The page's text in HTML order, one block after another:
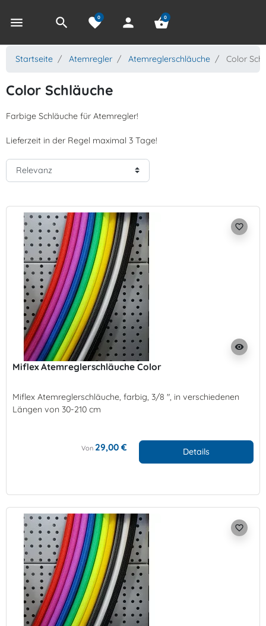
menu search favorite
0 person shopping_basket
0
Startseite Atemregler Atemreglerschläuche Color
Color Schläuche
Farbige Schläuche für Atemregler!
Lieferzeit in der Regel maximal 3 Tage!
visibility
favorite_border
Miflex Atemreglerschläuche Color
Miflex Atemreglerschläuche, farbig, 3/8 ", in verschiedenen
Längen von 30-210 cm
Von 29,00 € Details
favorite_border